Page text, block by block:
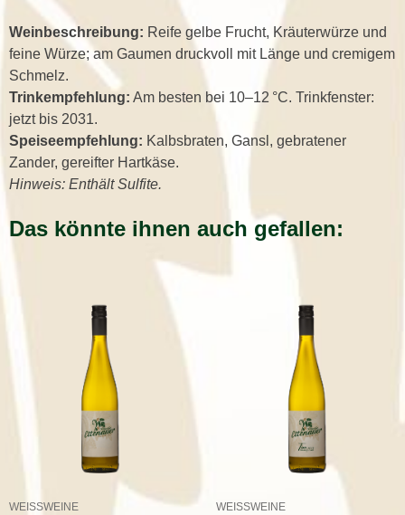
Weinbeschreibung: Reife gelbe Frucht, Kräuterwürze und
feine Würze; am Gaumen druckvoll mit Länge und cremigem
Schmelz.
Trinkempfehlung: Am besten bei 10–12 °C. Trinkfenster:
jetzt bis 2031.
Speiseempfehlung: Kalbsbraten, Gansl, gebratener
Zander, gereifter Hartkäse.
Hinweis: Enthält Sulfite.
Das könnte ihnen auch gefallen:
WEISSWEINE WEISSWEINE